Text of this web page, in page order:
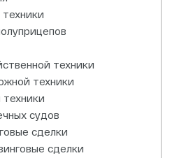
техники
техники
техники
судов
сделки
сделки